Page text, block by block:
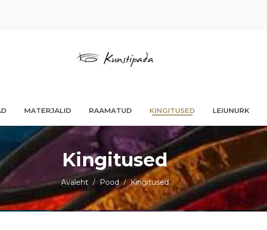
MATERJALID RAAMATUD KINGITUSED LEIUNURK
Kingitused
Avaleht / Pood / Kingitused